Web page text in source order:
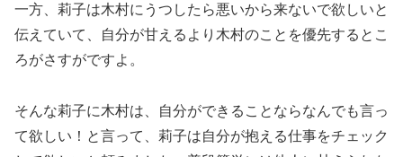
一方、莉子は木村にうつしたら悪いから来ないで欲しいと
伝えていて、自分が甘えるより木村のことを優先するとこ
ろがさすがですよ。
そんな莉子に木村は、自分ができることならなんでも言っ
て欲しい！と言って、莉子は自分が抱える仕事をチェック